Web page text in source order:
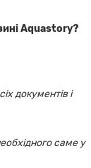
Aquastory?
документів і
саме у